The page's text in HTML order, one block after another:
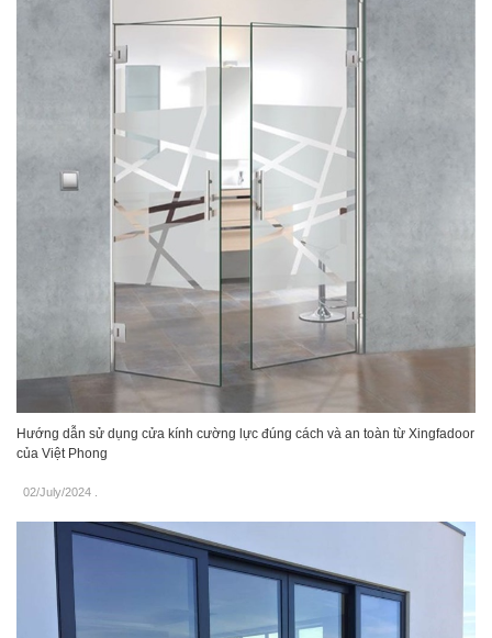
Hướng dẫn sử dụng cửa kính cường lực đúng cách và an toàn từ Xingfadoor
của Việt Phong
02/July/2024 .